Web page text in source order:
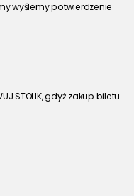
wyślemy potwierdzenie
STOLIK, gdyż zakup biletu